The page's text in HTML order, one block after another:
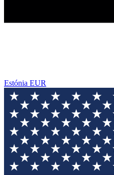
Estónia EUR